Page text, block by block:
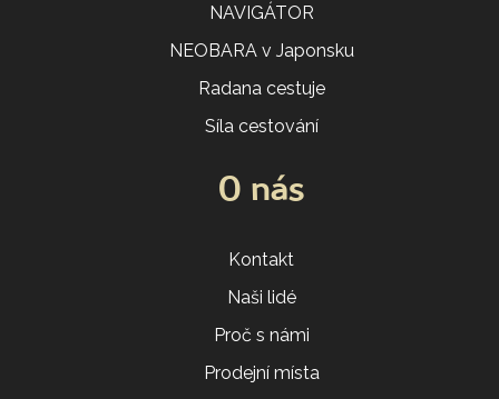
NAVIGÁTOR
NEOBARA v Japonsku
Radana cestuje
Síla cestování
O nás
Kontakt
Naši lidé
Proč s námi
Prodejní místa